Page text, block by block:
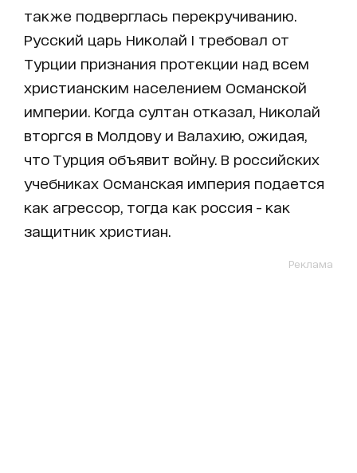
также подверглась перекручиванию.
Русский царь Николай I требовал от
Турции признания протекции над всем
христианским населением Османской
империи. Когда султан отказал, Николай
вторгся в Молдову и Валахию, ожидая,
что Турция объявит войну. В российских
учебниках Османская империя подается
как агрессор, тогда как россия - как
защитник христиан.
Реклама